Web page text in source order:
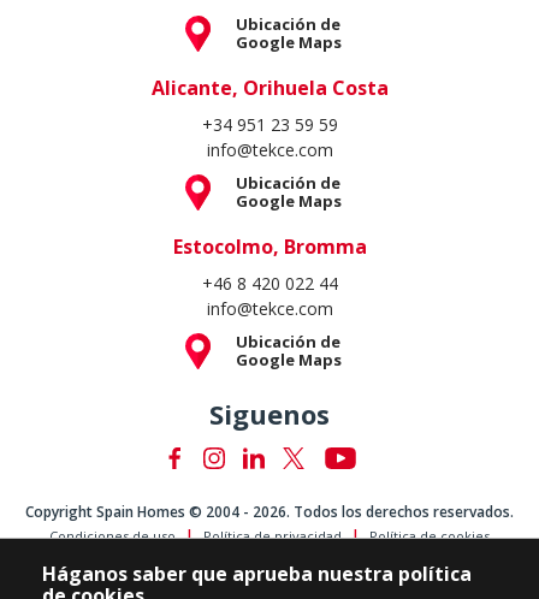
Ubicación de
Google Maps
Alicante, Orihuela Costa
+34 951 23 59 59
info@tekce.com
Ubicación de
Google Maps
Estocolmo, Bromma
+46 8 420 022 44
info@tekce.com
Ubicación de
Google Maps
Siguenos
Copyright Spain Homes © 2004 - 2026. Todos los derechos reservados.
Condiciones de uso Política de privacidad Política de cookies
Háganos saber que aprueba nuestra política